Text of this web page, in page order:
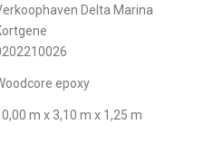
Delta Marina
epoxy
m x 3,10 m x 1,25 m